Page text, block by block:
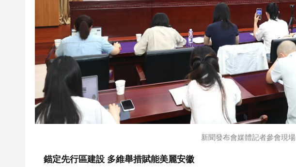
新聞發布會媒體記者參會現場
錨定先行區建設 多維舉措賦能美麗安徽